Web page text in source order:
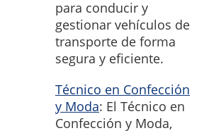
para conducir y
gestionar vehículos de
transporte de forma
segura y eficiente.
Técnico en Confección
y Moda: El Técnico en
Confección y Moda,